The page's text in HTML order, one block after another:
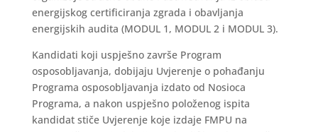
energijskog certificiranja zgrada i obavljanja
energijskih audita (MODUL 1, MODUL 2 i MODUL 3).
Kandidati koji uspješno završe Program
osposobljavanja, dobijaju Uvjerenje o pohađanju
Programa osposobljavanja izdato od Nosioca
Programa, a nakon uspješno položenog ispita
kandidat stiče Uvjerenje koje izdaje FMPU na